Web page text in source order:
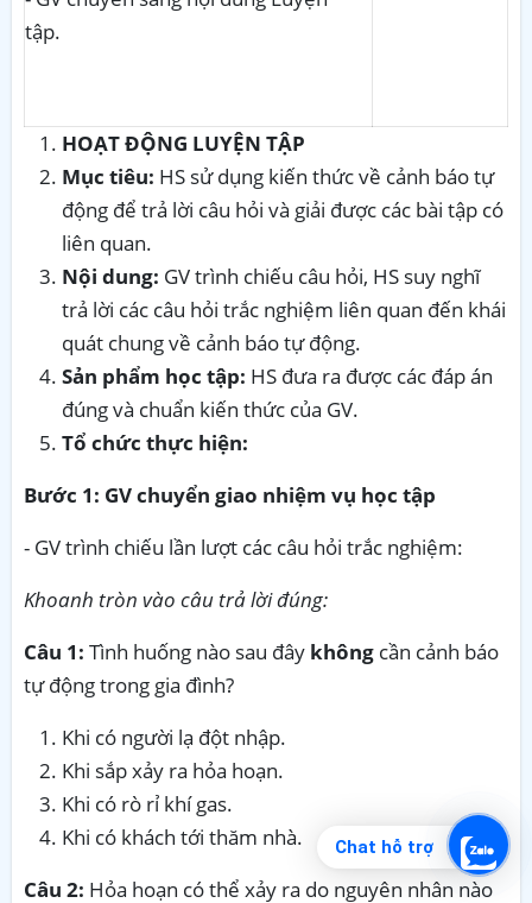
tập.
HOẠT ĐỘNG LUYỆN TẬP
Mục tiêu: HS sử dụng kiến thức về cảnh báo tự
động để trả lời câu hỏi và giải được các bài tập có
liên quan.
Nội dung: GV trình chiếu câu hỏi, HS suy nghĩ
trả lời các câu hỏi trắc nghiệm liên quan đến khái
quát chung về cảnh báo tự động.
Sản phẩm học tập: HS đưa ra được các đáp án
đúng và chuẩn kiến thức của GV.
Tổ chức thực hiện:
Bước 1: GV chuyển giao nhiệm vụ học tập
- GV trình chiếu lần lượt các câu hỏi trắc nghiệm:
Khoanh tròn vào câu trả lời đúng:
Câu 1: Tình huống nào sau đây không cần cảnh báo
tự động trong gia đình?
Khi có người lạ đột nhập.
Khi sắp xảy ra hỏa hoạn.
Khi có rò rỉ khí gas.
Khi có khách tới thăm nhà.
Câu 2: Hỏa hoạn có thể xảy ra do nguyên nhân nào
Chat hỗ trợ